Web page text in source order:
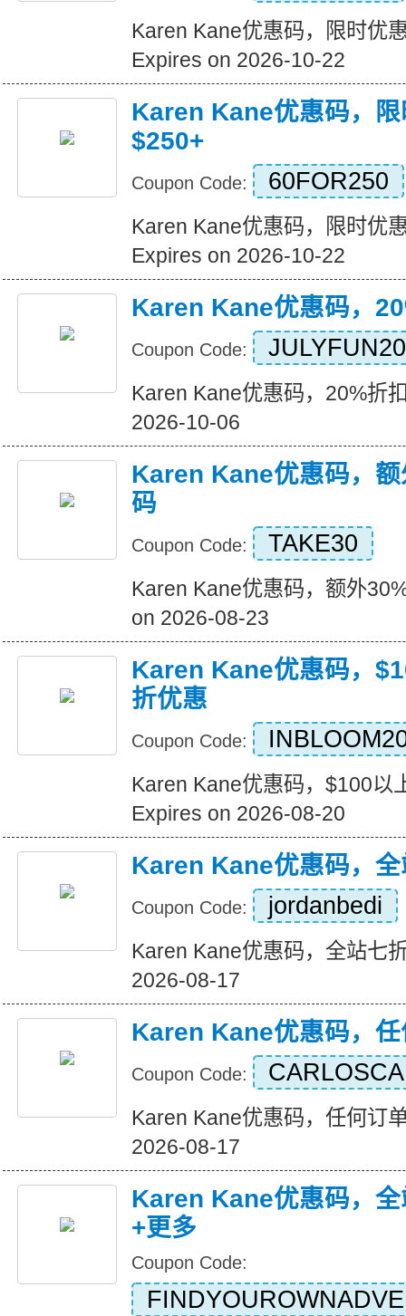
Karen Kane优惠码，限时优
Expires on 2026-10-22
Karen Kane优惠码，
$250+
Coupon Code: 60FOR250
Karen Kane优惠码，限时优
Expires on 2026-10-22
Karen Kane优惠码，
Coupon Code: JULYFUN20
Karen Kane优惠码，20%折
2026-10-06
Karen Kane优惠码，
码
Coupon Code: TAKE30
Karen Kane优惠码，额外
on 2026-08-23
Karen Kane优惠码，
折优惠
Coupon Code:
Karen Kane优惠码，$100以
Expires on 2026-08-20
Karen Kane优惠码，
Coupon Code: jordanbedi
Karen Kane优惠码，全站七
2026-08-17
Karen Kane优惠码，
Coupon Code:
Karen Kane优惠码，任何订
2026-08-17
Karen Kane优惠码，
+更多
Coupon Code: